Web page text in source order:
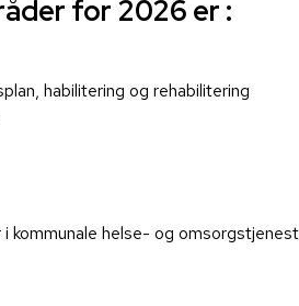
for 2026 er :
, habilitering og rehabilitering
i kommunale helse- og